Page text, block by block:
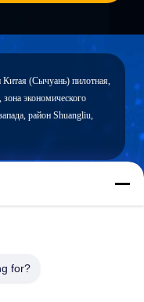
Китая (Сычуань) пилотная,
экономического
район Shuangliu,
for?